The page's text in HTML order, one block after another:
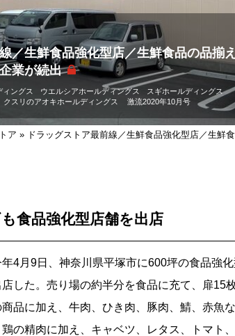
／生鮮食品強化型店／生鮮食品の品揃え
業が続出
ィングス ウエルシアホールディングス
スギホールディングス
クスリのアオキホールディングス 激流2020年10月号
ア » ドラッグストア最前線／生鮮食品強化型店／生鮮
食品強化型店舗を出店
4月9日、神奈川県平塚市に600坪の食品強
した。売り場の約半分を食品に充て、扉15
品に加え、牛肉、ひき肉、豚肉、鯖、赤魚
の精肉に加え、キャベツ、レタス、トマト